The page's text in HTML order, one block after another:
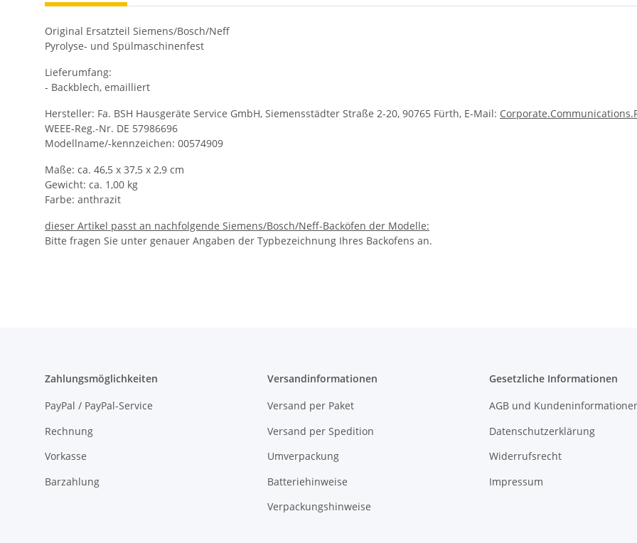
Original Ersatzteil Siemens/Bosch/Neff
Pyrolyse- und Spülmaschinenfest
Lieferumfang:
- Backblech, emailliert
Hersteller: Fa. BSH Hausgeräte Service GmbH, Siemensstädter Straße 2-20, 90765 Fürth, E-Mail:
WEEE-Reg.-Nr. DE 57986696
Modellname/-kennzeichen: 00574909
Maße: ca. 46,5 x 37,5 x 2,9 cm
Gewicht: ca. 1,00 kg
Farbe: anthrazit
dieser Artikel passt an nachfolgende Siemens/Bosch/Neff-Backöfen der Modelle:
Bitte fragen Sie unter genauer Angaben der Typbezeichnung Ihres Backofens an.
Zahlungsmöglichkeiten
PayPal / PayPal-Service
Rechnung
Vorkasse
Barzahlung
Versandinformationen
Versand per Paket
Versand per Spedition
Umverpackung
Batteriehinweise
Verpackungshinweise
Gesetzliche Informationen
AGB und
Datenschutzerklärung
Widerrufsrecht
Impressum